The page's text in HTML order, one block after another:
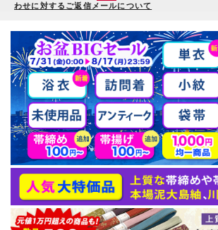
わせに対するご返信メールについて